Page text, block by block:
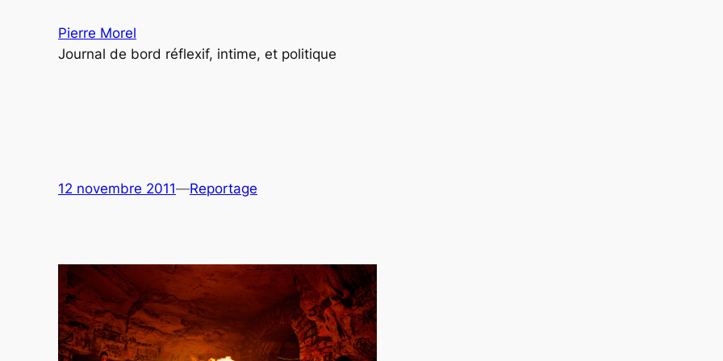
Pierre Morel
Journal de bord réflexif, intime, et politique
12 novembre 2011—Reportage